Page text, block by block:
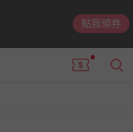
點我領券